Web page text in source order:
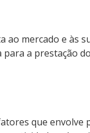
ao mercado e às
a prestação
que